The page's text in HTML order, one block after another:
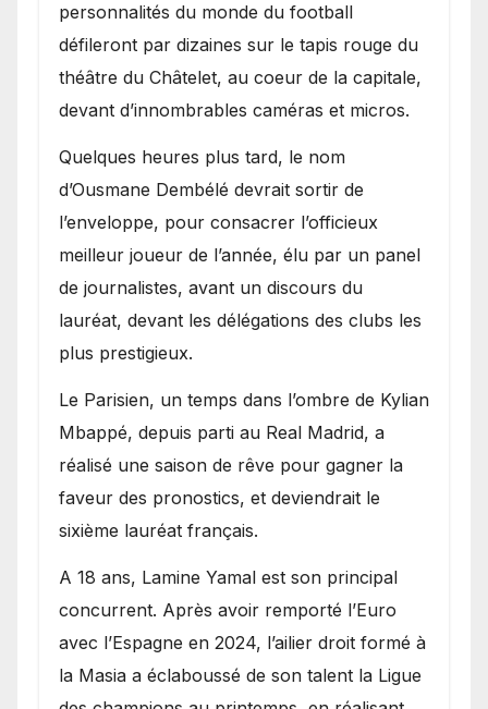
personnalités du monde du football
défileront par dizaines sur le tapis rouge du
théâtre du Châtelet, au coeur de la capitale,
devant d’innombrables caméras et micros.
Quelques heures plus tard, le nom
d’Ousmane Dembélé devrait sortir de
l’enveloppe, pour consacrer l’officieux
meilleur joueur de l’année, élu par un panel
de journalistes, avant un discours du
lauréat, devant les délégations des clubs les
plus prestigieux.
Le Parisien, un temps dans l’ombre de Kylian
Mbappé, depuis parti au Real Madrid, a
réalisé une saison de rêve pour gagner la
faveur des pronostics, et deviendrait le
sixième lauréat français.
A 18 ans, Lamine Yamal est son principal
concurrent. Après avoir remporté l’Euro
avec l’Espagne en 2024, l’ailier droit formé à
la Masia a éclaboussé de son talent la Ligue